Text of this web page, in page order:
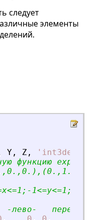
следует
элементы
Y , Z , ' int3dex
функцию
<=1;-1<=y<=1;-1
лево-   перед